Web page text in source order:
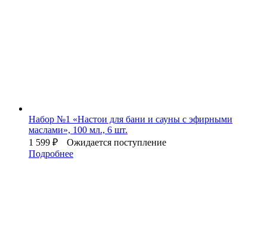
Набор №1 «Настои для бани и сауны с эфирными
маслами», 100 мл., 6 шт.
1 599 ₽
Ожидается поступление
Подробнее